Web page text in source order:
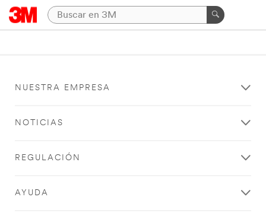
NUESTRA EMPRESA
NOTICIAS
REGULACIÓN
AYUDA